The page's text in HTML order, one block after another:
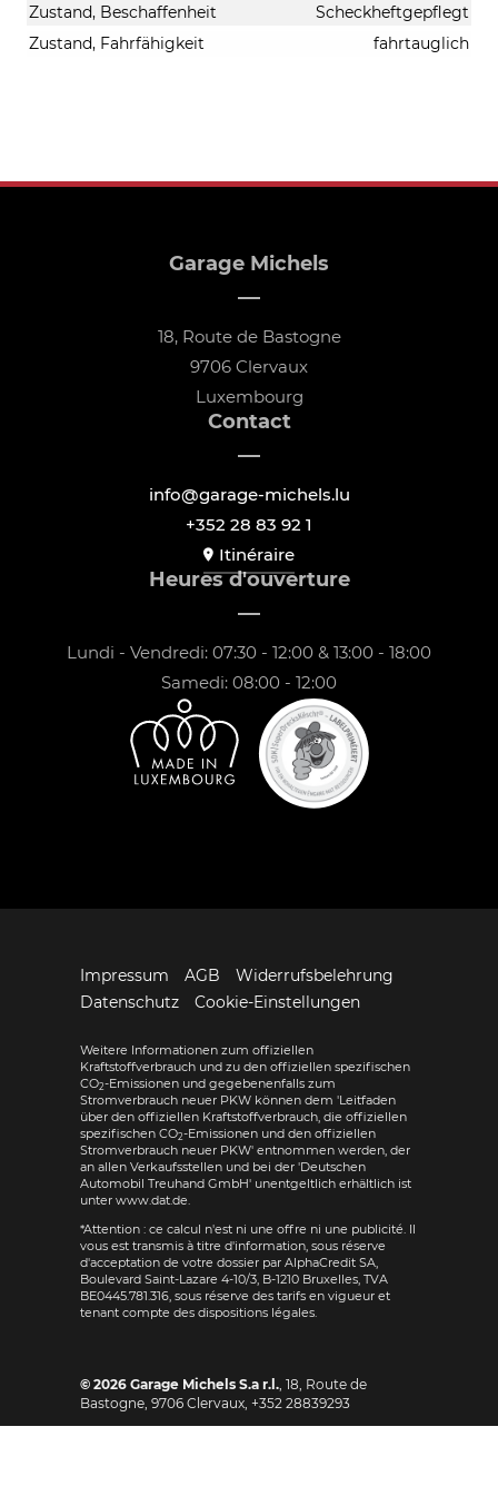
Zustand, Beschaffenheit
Scheckheftgepflegt
Zustand, Fahrfähigkeit
fahrtauglich
Garage Michels
18, Route de Bastogne
9706 Clervaux
Luxembourg
Contact
info@garage-michels.lu
+352 28 83 92 1
Itinéraire
Heures d'ouverture
Lundi - Vendredi: 07:30 - 12:00 & 13:00 - 18:00
Samedi: 08:00 - 12:00
Impressum AGB
Widerrufsbelehrung
Datenschutz
Cookie-Einstellungen
Weitere Informationen zum offiziellen
Kraftstoffverbrauch und zu den offiziellen spezifischen
CO2-Emissionen und gegebenenfalls zum
Stromverbrauch neuer PKW können dem 'Leitfaden
über den offiziellen Kraftstoffverbrauch, die offiziellen
spezifischen CO2-Emissionen und den offiziellen
Stromverbrauch neuer PKW' entnommen werden, der
an allen Verkaufsstellen und bei der 'Deutschen
Automobil Treuhand GmbH' unentgeltlich erhältlich ist
unter www.dat.de.
*Attention : ce calcul n'est ni une offre ni une publicité. Il
vous est transmis à titre d'information, sous réserve
d'acceptation de votre dossier par AlphaCredit SA,
Boulevard Saint-Lazare 4-10/3, B-1210 Bruxelles, TVA
BE0445.781.316, sous réserve des tarifs en vigueur et
tenant compte des dispositions légales.
© 2026 Garage Michels S.a r.l., 18, Route de
Bastogne, 9706 Clervaux, +352 28839293